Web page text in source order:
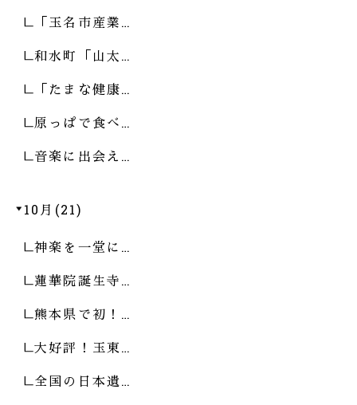
「玉名市産業…
和水町「山太…
「たまな健康…
原っぱで食べ…
音楽に出会え…
10月(21)
神楽を一堂に…
蓮華院誕生寺…
熊本県で初！…
大好評！玉東…
全国の日本遺…